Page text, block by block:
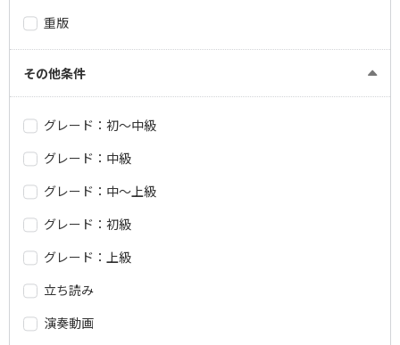
重版
その他条件
グレード：初～中級
グレード：中級
グレード：中～上級
グレード：初級
グレード：上級
立ち読み
演奏動画